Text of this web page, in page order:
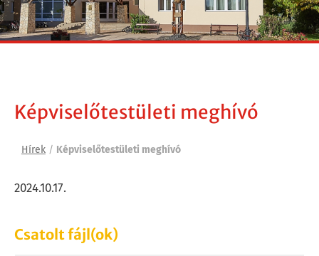
Képviselőtestületi meghívó
Hírek / Képviselőtestületi meghívó
2024.10.17.
Csatolt fájl(ok)